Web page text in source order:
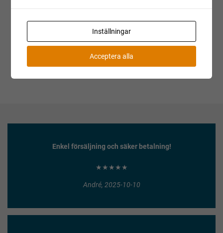
Är du intresserad av objektet men deltog inte i
budgivningen, var vänlig kontakta ansvarig mäklare för
Enkel försäljning och säker betalning!
★★★★★
André, 2025-10-10
Inställningar
Acceptera alla